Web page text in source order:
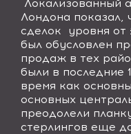
Локализованный
Лондона показал,
сделок уровня от
был обусловлен
продаж в тех
были в последние
время как
основных
преодолели
стерлингов еще